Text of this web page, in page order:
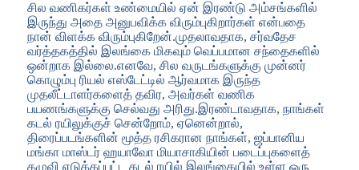
சில வணிகர்கள் உண்மையில் ஏன் இரண்டு அம்சங்களில்
இருந்து அதை அனுபவிக்க விரும்புகிறார்கள் என்பதை
நான் விளக்க விரும்புகிறேன்.முதலாவதாக, சர்வதேச
வர்த்தகத்தில் இலங்கை மிகவும் வெப்பமான சந்தைகளில்
ஒன்றாக இல்லை.எனவே, சில வருடங்களுக்கு முன்னர்
கொழும்பு ரியல் எஸ்டேட்டில் ஆர்வமாக இருந்த
முதலீட்டாளர்களைத் தவிர, அவர்கள் வணிக
பயணங்களுக்கு செல்வது அரிது.இரண்டாவதாக, நாங்கள்
கடல் ரயிலுக்குச் சென்றோம், ஏனென்றால்,
திரைப்படங்களின் மூத்த ரசிகரான நாங்கள், ஜப்பானிய
மங்கா மாஸ்டர் ஹயாவோ மியாசாகியின் படைப்புகளைத்
தழுவி எடுக்கப்பட்ட கடல் ரயில் இலங்கையில் உள்ள ஒரு